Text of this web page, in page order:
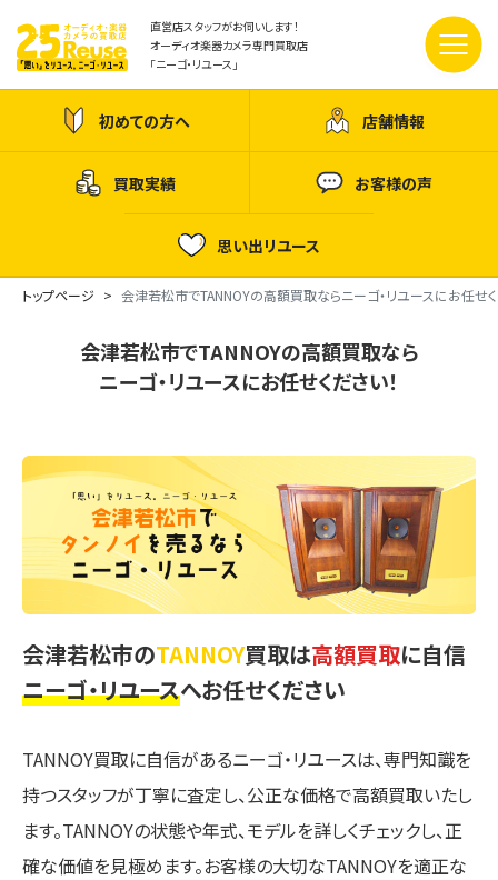
直営店スタッフがお伺いします！
オーディオ楽器カメラ専門買取店
「ニーゴ・リユース」
初めての方へ 店舗情報
買取実績 お客様の声
思い出リユース
トップページ 会津若松市でTANNOYの高額買取ならニーゴ・リユースにお任せく
会津若松市でTANNOYの高額買取なら
ニーゴ・リユースにお任せください！
会津若松市のTANNOY買取は高額買取に自信
ニーゴ・リユースへお任せください
TANNOY買取に自信があるニーゴ・リユースは、専門知識を
持つスタッフが丁寧に査定し、公正な価格で高額買取いたし
ます。TANNOYの状態や年式、モデルを詳しくチェックし、正
確な価値を見極めます。お客様の大切なTANNOYを適正な